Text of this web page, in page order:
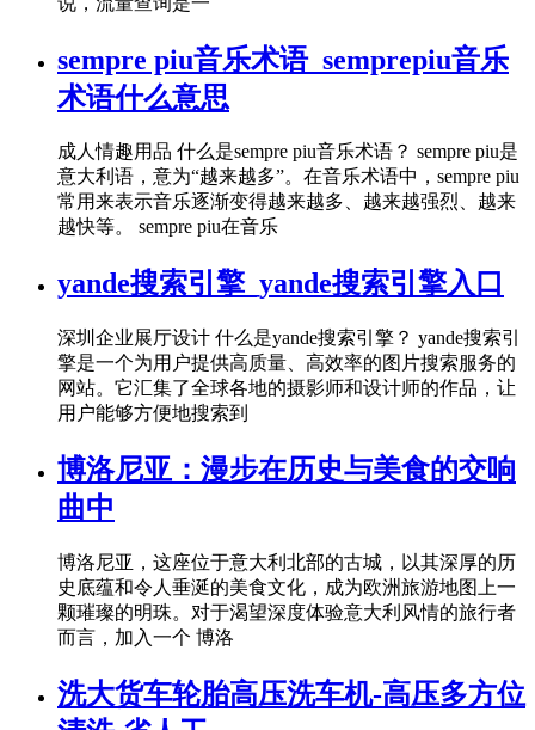
sempre piu音乐术语_semprepiu音乐
术语什么意思
成人情趣用品 什么是sempre piu音乐术语？ sempre piu是
意大利语，意为“越来越多”。在音乐术语中，sempre piu
常用来表示音乐逐渐变得越来越多、越来越强烈、越来
越快等。 sempre piu在音乐
yande搜索引擎_yande搜索引擎入口
深圳企业展厅设计 什么是yande搜索引擎？ yande搜索引
擎是一个为用户提供高质量、高效率的图片搜索服务的
网站。它汇集了全球各地的摄影师和设计师的作品，让
用户能够方便地搜索到
博洛尼亚：漫步在历史与美食的交响
曲中
博洛尼亚，这座位于意大利北部的古城，以其深厚的历
史底蕴和令人垂涎的美食文化，成为欧洲旅游地图上一
颗璀璨的明珠。对于渴望深度体验意大利风情的旅行者
而言，加入一个 博洛
洗大货车轮胎高压洗车机-高压多方位